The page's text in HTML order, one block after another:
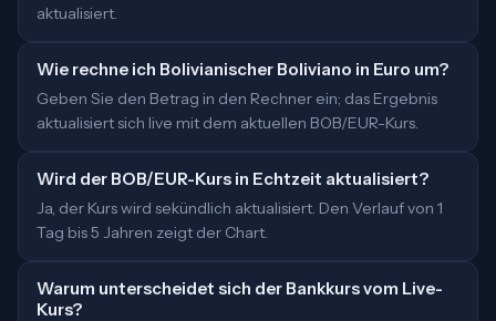
aktualisiert.
Wie rechne ich Bolivianischer Boliviano in Euro um?
Geben Sie den Betrag in den Rechner ein; das Ergebnis
aktualisiert sich live mit dem aktuellen BOB/EUR-Kurs.
Wird der BOB/EUR-Kurs in Echtzeit aktualisiert?
Ja, der Kurs wird sekündlich aktualisiert. Den Verlauf von 1
Tag bis 5 Jahren zeigt der Chart.
Warum unterscheidet sich der Bankkurs vom Live-
Kurs?